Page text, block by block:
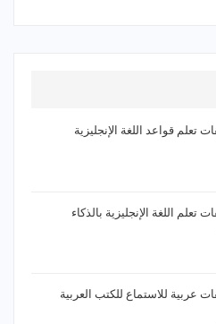
تعلم قواعد اللغة الإنجليزية
تعلم اللغة الإنجليزية بالذكاء
عربية للاستماع للكتب العربية